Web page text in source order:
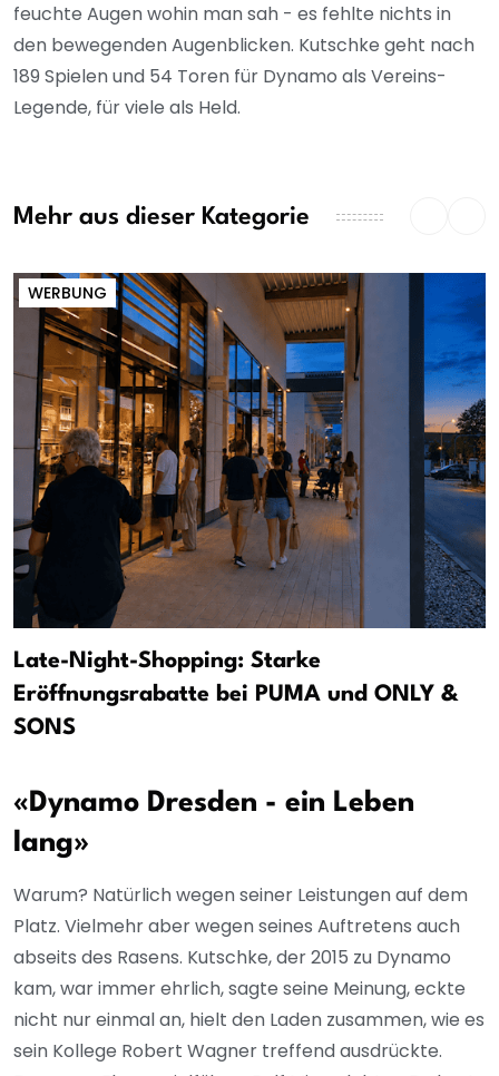
feuchte Augen wohin man sah - es fehlte nichts in
den bewegenden Augenblicken. Kutschke geht nach
189 Spielen und 54 Toren für Dynamo als Vereins-
Legende, für viele als Held.
Mehr aus dieser Kategorie
WERBUNG
Late-Night-Shopping: Starke
Eröffnungsrabatte bei PUMA und ONLY &
SONS
«Dynamo Dresden - ein Leben
lang»
Warum? Natürlich wegen seiner Leistungen auf dem
Platz. Vielmehr aber wegen seines Auftretens auch
abseits des Rasens. Kutschke, der 2015 zu Dynamo
kam, war immer ehrlich, sagte seine Meinung, eckte
nicht nur einmal an, hielt den Laden zusammen, wie es
sein Kollege Robert Wagner treffend ausdrückte.